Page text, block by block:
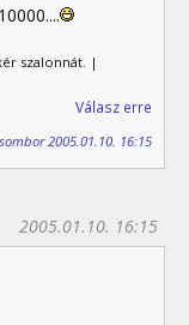
szalonnát. |
Válasz erre
2005.01.10. 16:15
2005.01.10. 16:15